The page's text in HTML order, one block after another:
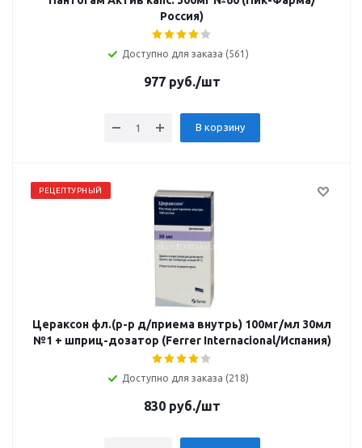
Россия)
Доступно для заказа (561)
977руб./шт
В корзину
РЕЦЕПТУРНЫЙ
Цераксон фл.(р-р д/приема внутрь) 100мг/мл 30мл
№1 + шприц-дозатор (Ferrer Internacional/Испания)
Доступно для заказа (218)
830руб./шт